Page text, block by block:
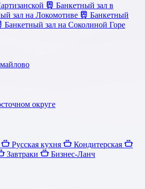
Банкетный зал в
зал на Локомотиве
Банкетный
Банкетный зал на Соколиной Горе
округе
Русская кухня
Кондитерская
Завтраки Бизнес-Ланч